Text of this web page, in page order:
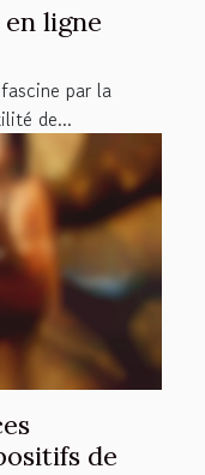
ligne
par la
de...
de